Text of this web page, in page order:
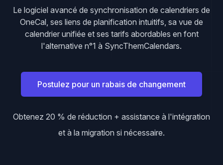
Le logiciel avancé de synchronisation de calendriers de
OneCal, ses liens de planification intuitifs, sa vue de
calendrier unifiée et ses tarifs abordables en font
l'alternative n°1 à SyncThemCalendars.
Postulez pour un rabais de changement
Obtenez 20 % de réduction + assistance à l'intégration
et à la migration si nécessaire.